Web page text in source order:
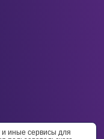
и иные сервисы для